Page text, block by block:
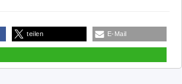
teilen E-Mail